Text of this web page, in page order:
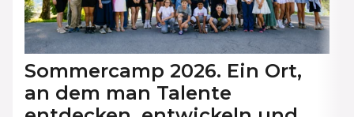
Sommercamp 2026. Ein Ort,
an dem man Talente